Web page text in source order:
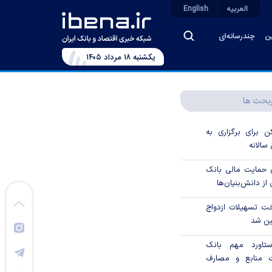
چندرسانه‌ای
العربیه English
يکشنبه ۱۸ مرداد ۱۴۰۵
ها
برای برگزاری به
درصدی حمایت مالی بانک
از دانش‌بنیان‌ها
تسهیلات ازدواج
شد
مهم بانک
منابع و مصارف